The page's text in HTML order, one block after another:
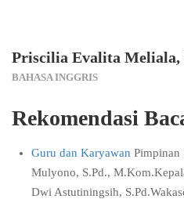
Priscilia Evalita Meliala,
BAHASA INGGRIS
Rekomendasi
Guru dan Karyawan Pimpinan
Mulyono, S.Pd.,
Dwi Astutiningsih,